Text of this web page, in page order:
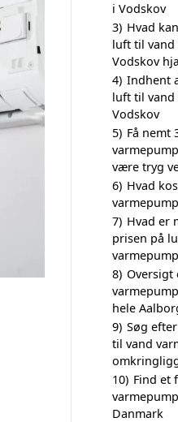
i Vodskov
3) Hvad
luft til vand
Vodskov
4) Indhent
luft til vand
Vodskov
5) Få nemt
være tryg
6) Hvad
7) Hvad er
prisen på
8) Oversigt
hele
9) Søg
til vand
10) Find et
Danmark